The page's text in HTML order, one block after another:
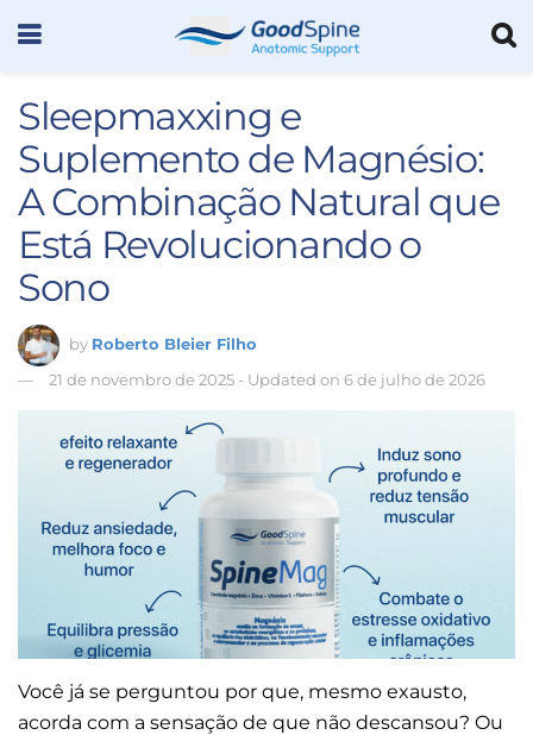
Sleepmaxxing e
Suplemento de Magnésio:
A Combinação Natural que
Está Revolucionando o
Sono
by Roberto Bleier Filho
21 de novembro de 2025 - Updated on 6 de julho de 2026
Você já se perguntou por que, mesmo exausto,
acorda com a sensação de que não descansou? Ou